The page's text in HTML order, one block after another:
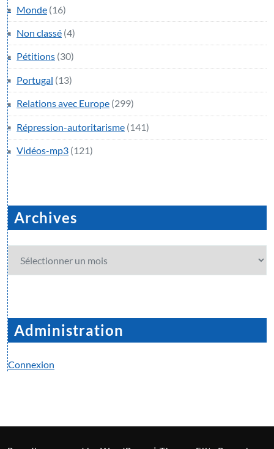
Monde (16)
Non classé (4)
Pétitions (30)
Portugal (13)
Relations avec Europe (299)
Répression-autoritarisme (141)
Vidéos-mp3 (121)
Archives
Archives
Administration
Connexion